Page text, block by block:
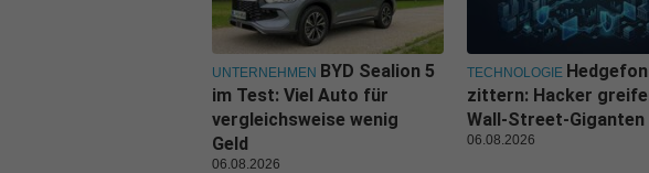
UNTERNEHMEN BYD Sealion 5
im Test: Viel Auto für
vergleichsweise wenig
Geld
06.08.2026
TECHNOLOGIE
zittern: Hacker
Wall-Street-Giganten
06.08.2026